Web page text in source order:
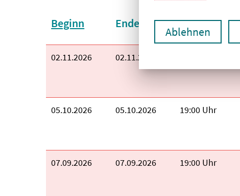
Ablehnen
Beginn Ende Uhrzeit
Beginn:
02.11.2026 Ende:
02.11.2026
Beginn:
05.10.2026 Ende:
05.10.2026 Uhrzeit:
19:00 Uhr
Beginn:
07.09.2026 Ende:
07.09.2026 Uhrzeit:
19:00 Uhr